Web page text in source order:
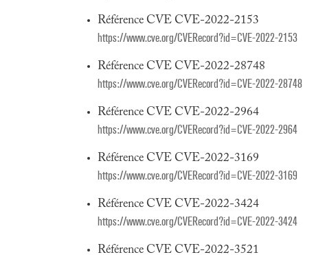
Référence CVE CVE-2022-2153
https://www.cve.org/CVERecord?id=CVE-2022-2153
Référence CVE CVE-2022-28748
https://www.cve.org/CVERecord?id=CVE-2022-28748
Référence CVE CVE-2022-2964
https://www.cve.org/CVERecord?id=CVE-2022-2964
Référence CVE CVE-2022-3169
https://www.cve.org/CVERecord?id=CVE-2022-3169
Référence CVE CVE-2022-3424
https://www.cve.org/CVERecord?id=CVE-2022-3424
Référence CVE CVE-2022-3521